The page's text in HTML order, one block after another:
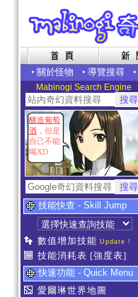
• 關於怪物 • 導覽搜尋 •
Mabinogi Search Engine
釀造葡萄
酒 ，但是
自己不能
喝XD
技能快查 - Skill Jump
數值增加技能 Update !
技能消耗表 [強度表]
快速功能 - Quick Menu
愛爾琳世界地圖